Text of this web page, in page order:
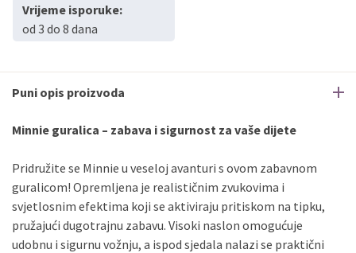
PBZ
PBZ
Erste
Maestro do12rata
Erste
Sve banke Visa
Jednokratno
Sve banke
Master
Jednokratno
Sve banke
Maestro
Jednokratno
ECC
Jednokratno
Vrijeme isporuke:
od 3 do 8 dana
Puni opis proizvoda
Minnie guralica – zabava i sigurnost za vaše dijete
Pridružite se Minnie u veseloj avanturi s ovom zabavnom
guralicom! Opremljena je realističnim zvukovima i
svjetlosnim efektima koji se aktiviraju pritiskom na tipku,
pružajući dugotrajnu zabavu. Visoki naslon omogućuje
udobnu i sigurnu vožnju, a ispod sjedala nalazi se praktični